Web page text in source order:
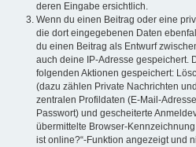
deren Eingabe ersichtlich.
Wenn du einen Beitrag oder eine
die dort eingegebenen Daten
du einen Beitrag als Entwurf
auch deine IP-Adresse gespeichert.
folgenden Aktionen gespeichert:
(dazu zählen Private Nachrichten
zentralen Profildaten (E-Mail-
Passwort) und gescheiterte
übermittelte Browser-
ist online?“-Funktion angezeigt und